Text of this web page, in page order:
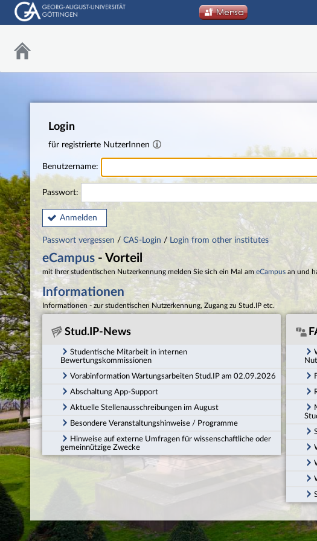
Login
für registrierte NutzerInnen
Benutzername:
Passwort:
Anmelden
Passwort vergessen / CAS-Login / Login from other institutes
eCampus - Vorteil
mit Ihrer studentischen Nutzerkennung melden Sie sich ein Mal am eCampus an und
Informationen
Informationen - zur studentischen Nutzerkennung, Zugang zu Stud.IP etc.
Stud.IP-News
Studentische Mitarbeit in internen
Bewertungskommissionen
Vorabinformation Wartungsarbeiten Stud.IP am 02.09.2026
Abschaltung App-Support
Aktuelle Stellenausschreibungen im August
Besondere Veranstaltungshinweise / Programme
Hinweise auf externe Umfragen für wissenschaftliche oder
gemeinnützige Zwecke